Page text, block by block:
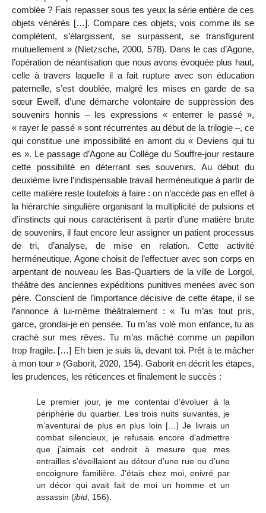
comblée ? Fais repasser sous tes yeux la série entière de ces
objets vénérés […]. Compare ces objets, vois comme ils se
complètent, s’élargissent, se surpassent, se transfigurent
mutuellement » (Nietzsche, 2000, 578). Dans le cas d’Agone,
l’opération de néantisation que nous avons évoquée plus haut,
celle à travers laquelle il a fait rupture avec son éducation
paternelle, s’est doublée, malgré les mises en garde de sa
sœur Ewelf, d’une démarche volontaire de suppression des
souvenirs honnis – les expressions « enterrer le passé »,
« rayer le passé » sont récurrentes au début de la trilogie –, ce
qui constitue une impossibilité en amont du « Deviens qui tu
es ». Le passage d’Agone au Collège du Souffre-jour restaure
cette possibilité en déterrant ses souvenirs. Au début du
deuxième livre l’indispensable travail herméneutique à partir de
cette matière reste toutefois à faire : on n’accède pas en effet à
la hiérarchie singulière organisant la multiplicité de pulsions et
d’instincts qui nous caractérisent à partir d’une matière brute
de souvenirs, il faut encore leur assigner un patient processus
de tri, d’analyse, de mise en relation. Cette activité
herméneutique, Agone choisit de l’effectuer avec son corps en
arpentant de nouveau les Bas-Quartiers de la ville de Lorgol,
théâtre des anciennes expéditions punitives menées avec son
père. Conscient de l’importance décisive de cette étape, il se
l’annonce à lui-même théâtralement : « Tu m’as tout pris,
garce, grondai-je en pensée. Tu m’as volé mon enfance, tu as
craché sur mes rêves. Tu m’as mâché comme un papillon
trop fragile. […] Eh bien je suis là, devant toi. Prêt à te mâcher
à mon tour » (Gaborit, 2020, 154). Gaborit en décrit les étapes,
les prudences, les réticences et finalement le succès :
Le premier jour, je me contentai d’évoluer à la
périphérie du quartier. Les trois nuits suivantes, je
m’aventurai de plus en plus loin […] Je livrais un
combat silencieux, je refusais encore d’admettre
que j’aimais cet endroit à mesure que mes
entrailles s’éveillaient au détour d’une rue ou d’une
encoignure familière. J’étais chez moi, enivré par
un décor qui avait fait de moi un homme et un
assassin (ibid, 156).